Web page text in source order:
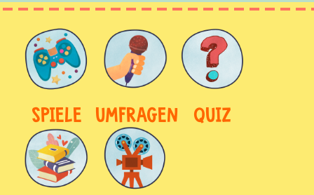
SPIELE UMFRAGEN QUIZ